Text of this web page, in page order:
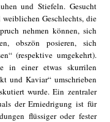
und Stiefeln. Gesucht
Geschlechts, die
nehmen können, sich
obszön posieren, sich
(respektive umgekehrt).
in einer etwas skurrilen
und Kaviar“ umschrieben
wurde. Ein zentraler
der Erniedrigung ist für
flüssiger oder fester